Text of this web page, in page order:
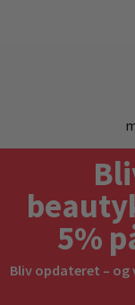
5%
Bliv opdateret –